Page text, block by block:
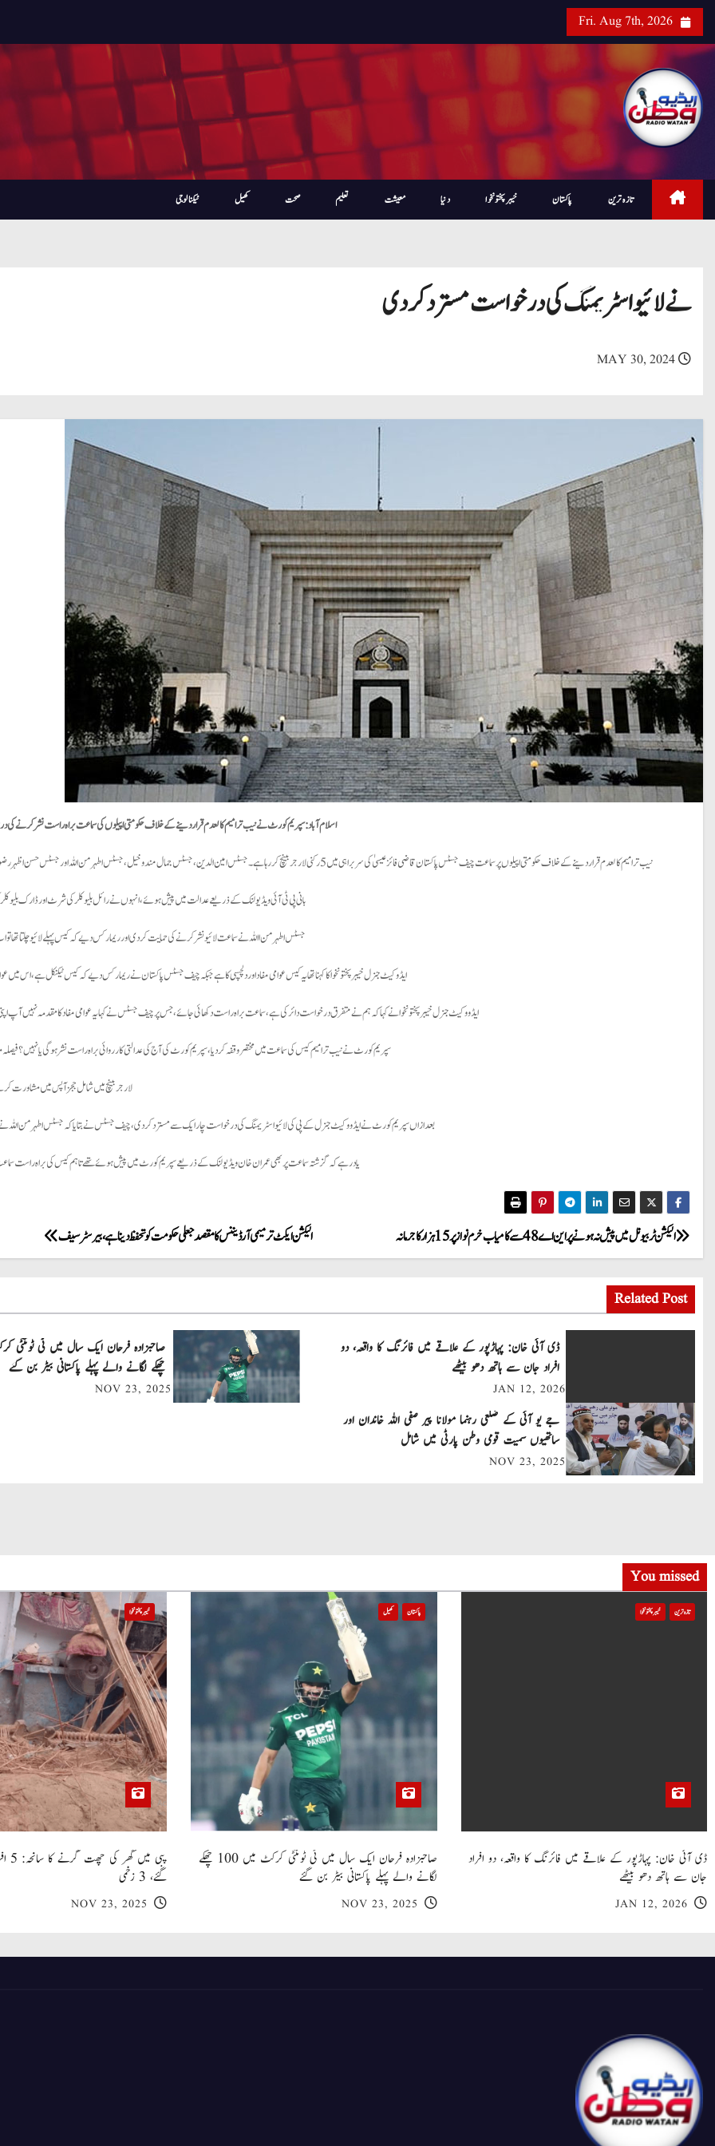
i
Fri. Aug 7th, 2026
تازہ ترین پاکستان خیبرپختونخوا دنیا معیشت تعلیم صحت کھیل ٹیکنالوجی
نے لائیو اسٹریمنگ کی درخواست مستردکردی
اسلام آباد: سپریم کورٹ نے نیب ترامیم کالعدم قرار دینے کے خلاف حکومتی اپیلوں کی سماعت براہ راست نشر کرنے
نیب ترامیم کالعدم قرار دینے کےخلاف حکومتی اپیلوں پر سماعت چیف جسٹس پاکستان قاضی فائز عیسیٰ کی سربراہی میں 5 رکنی لارجر بینچ کر رہا ہے۔ جسٹس امین الدین، جسٹس جمال مندوخیل، جسٹس اطہر من اللہ اور جسٹس حسن اظہر رضوی بینچ میں شامل ہیں۔
بانی پی ٹی آئی ویڈیو لنک کے ذریعے عدالت میں پیش ہوئے، انہوں نے رائل بلیو کلر کی شرٹ اور ڈارک بلیو
جسٹس اطہر من االلہ نے سماعت لائیو نشر کرنے کی حمایت کر دی اور ریمارکس دیے کہ کیس پہلے لائیو چلتا تھا تو
ایڈوکیٹ جنرل خیبرپختونخوا کا کہنا تھا یہ کیس عوامی مفاد اور دلچسپی کا ہے جبکہ چیف جسٹس پاکستان نے ریمارکس دیے کہ کیس ٹیکنیکل ہے، اس میں
ایڈووکیٹ جنرل خیبرپختونخوا نے کہا کہ ہم نے متفرق درخواست دائر کی ہے، سماعت براہ راست دکھائی جائے، جس پر چیف جسٹس نے کہا یہ عوامی مفاد کا مقدمہ نہیں آپ
سپریم کورٹ نے نیب ترامیم کیس کی سماعت میں مختصر وقفہ کر دیا، سپریم کورٹ کی آج کی عدالتی کارروائی براہ راست نشر ہوگی یا نہیں؟
لارجر بینچ میں شامل ججز آپس میں مشاورت
بعد ازاں سپریم کورٹ نے ایڈووکیٹ جنرل کے پی کی لائیو اسٹریمنگ کی درخواست چار ایک سے مسترد کر دی، چیف جسٹس نے بتایا کہ جسٹس اطہر من اللہ
یاد رہے کہ گزشتہ سماعت پر بھی عمران خان ویڈیو لنک کے ذریعے سپریم کورٹ میں پیش ہوئے تھے تاہم کیس کی براہ راست
P
o
s
a
v
i
t
i
الیکشن ایکٹ ترمیمی آرڈیننس کا مقصد جعلی حکومت کو تحفظ دینا ہے ،بیرسٹر سیف الیکشن ٹربیونل میں پیش نہ ہونے پر این اے 48 سے کامیاب خرم نواز پر 15 ہزار کا جرمانہ
Related Post
ڈی آئی خان: پہاڑپور کے علاقے میں فائرنگ کا واقعہ، دو
افراد جان سے ہاتھ دھو بیٹھے
JAN 12, 2026
چھکے لگانے والے پہلے پاکستانی بیٹر بن گئے
NOV 23, 2025
جے یو آئی کے ضلعی رہنما مولانا پیر صفی اللہ خاندان اور
ساتھیوں سمیت قومی وطن پارٹی میں شامل
NOV 23, 2025
You missed
تازہ ترین خیبر پختونخوا
ڈی آئی خان: پہاڑپور کے علاقے میں فائرنگ کا واقعہ، دو افراد
جان سے ہاتھ دھو بیٹھے
JAN 12, 2026
پاکستان کھیل
صاحبزادہ فرحان ایک سال میں ٹی ٹوئنٹی کرکٹ میں 100 چھکے
لگانے والے پہلے پاکستانی بیٹر بن گئے
NOV 23, 2025
خیبر پختونخوا
گئے، 3 زخمی
NOV 23, 2025